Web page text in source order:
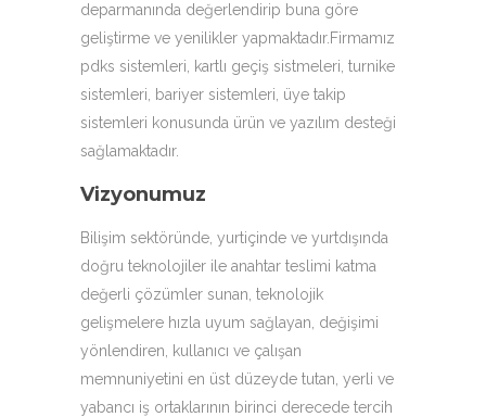
deparmanında değerlendirip buna göre
geliştirme ve yenilikler yapmaktadır.Firmamız
pdks sistemleri, kartlı geçiş sistmeleri, turnike
sistemleri, bariyer sistemleri, üye takip
sistemleri konusunda ürün ve yazılım desteği
sağlamaktadır.
Vizyonumuz
Bilişim sektöründe, yurtiçinde ve yurtdışında
doğru teknolojiler ile anahtar teslimi katma
değerli çözümler sunan, teknolojik
gelişmelere hızla uyum sağlayan, değişimi
yönlendiren, kullanıcı ve çalışan
memnuniyetini en üst düzeyde tutan, yerli ve
yabancı iş ortaklarının birinci derecede tercih